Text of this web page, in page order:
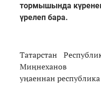
тормышында
үрелеп бара.
Татарстан
Миңнеханов
уңаеннан